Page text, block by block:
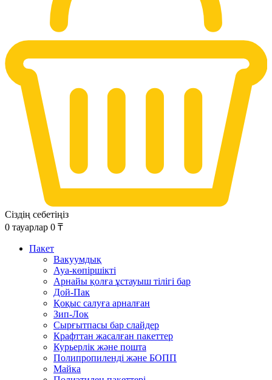
Сіздің себетіңіз
0 тауарлар 0 ₸
Пакет
Вакуумдық
Ауа-көпіршікті
Арнайы қолға ұстауыш тілігі бар
Дой-Пак
Қоқыс салуға арналған
Зип-Лок
Сырғытпасы бар слайдер
Крафттан жасалған пакеттер
Курьерлік және пошта
Полипропиленді және БОПП
Майка